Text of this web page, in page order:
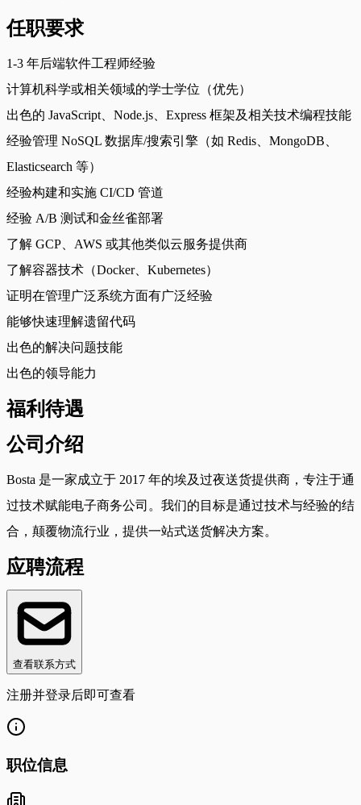
任职要求
1-3 年后端软件工程师经验
计算机科学或相关领域的学士学位（优先）
出色的 JavaScript、Node.js、Express 框架及相关技术编程技能
经验管理 NoSQL 数据库/搜索引擎（如 Redis、MongoDB、
Elasticsearch 等）
经验构建和实施 CI/CD 管道
经验 A/B 测试和金丝雀部署
了解 GCP、AWS 或其他类似云服务提供商
了解容器技术（Docker、Kubernetes）
证明在管理广泛系统方面有广泛经验
能够快速理解遗留代码
出色的解决问题技能
出色的领导能力
福利待遇
公司介绍
Bosta 是一家成立于 2017 年的埃及过夜送货提供商，专注于通
过技术赋能电子商务公司。我们的目标是通过技术与经验的结
合，颠覆物流行业，提供一站式送货解决方案。
应聘流程
查看联系方式
注册并登录后即可查看
职位信息